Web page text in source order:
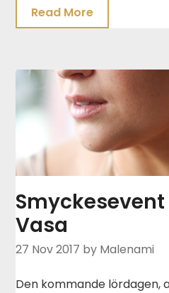
Read More
Vasa
27 Nov 2017 by Malenami
Den kommande lördagen,